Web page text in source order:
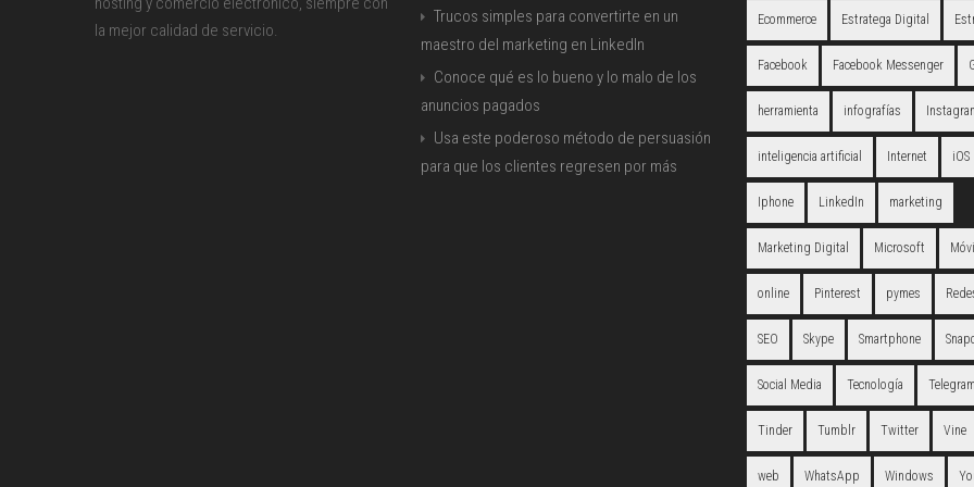
la mejor calidad de servicio.
Trucos simples para convertirte en un
maestro del marketing en LinkedIn
Conoce qué es lo bueno y lo malo de los
anuncios pagados
Usa este poderoso método de persuasión
para que los clientes regresen por más
Ecommerce Estratega Digital
Facebook Facebook Messenger
herramienta infografías
inteligencia artificial Internet iOS
Iphone LinkedIn marketing
Marketing Digital Microsoft Móvil
online Pinterest pymes
SEO Skype Smartphone
Social Media Tecnología Telegram
Tinder Tumblr Twitter Vine
web WhatsApp Windows